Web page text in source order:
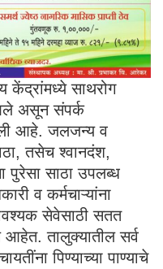
केंद्रांमध्ये साथरोग
असून संपर्क
आहे. जलजन्य व
तसेच श्वानदंश,
पुरेसा साठा उपलब्ध
व कर्मचाऱ्यांना
सेवेसाठी सतत
आहेत. तालुक्यातील सर्व
पिण्याच्या पाण्याचे